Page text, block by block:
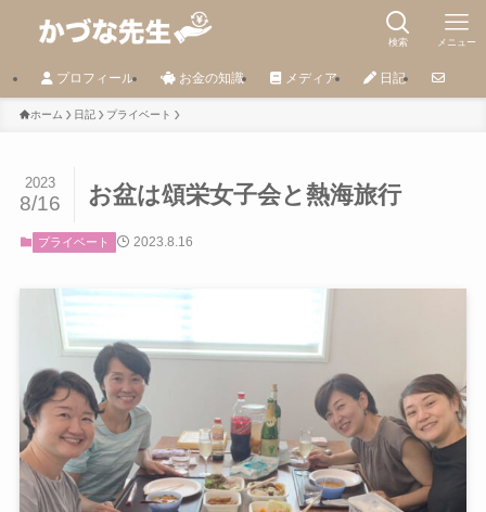
検索 メニュー
プロフィール お金の知識 メディア 日記
ホーム 日記 プライベート
お盆は頌栄女子会と熱海旅行
2023
8/16
プライベート 2023.8.16